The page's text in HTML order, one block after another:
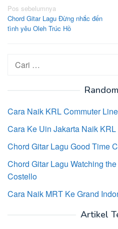
Navigasi
pos
Pos sebelumnya
Chord Gitar Lagu Đừng nhắc đến
tình yêu Oleh Trúc Hồ
Cari
untuk:
Cara Naik KRL Commuter
Cara Ke Uin Jakarta Naik KRL
Chord Gitar Lagu Good Time
Chord Gitar Lagu Watching
Costello
Cara Naik MRT Ke Grand
Artikel